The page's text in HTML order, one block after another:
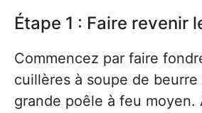
Étape 1 : Faire revenir
Commencez par faire
cuillères à soupe de beurre
grande poêle à feu moyen.